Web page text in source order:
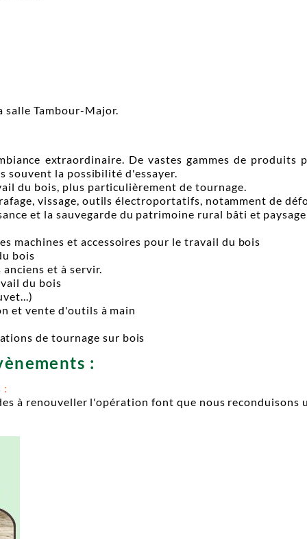
salle Tambour-Major.
extraordinaire. De vastes gammes de
souvent la possibilité d'essayer.
du bois, plus particulièrement de tournage.
vissage, outils électroportatifs, notamment de
et la sauvegarde du patrimoine rural bâti et
machines et accessoires pour le travail du bois
bois
et à servir.
du bois
et vente d'outils à main
de tournage sur bois
:
:
à renouveller l'opération font que nous reconduisons